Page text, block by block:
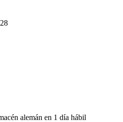
alemán en 1 día hábil